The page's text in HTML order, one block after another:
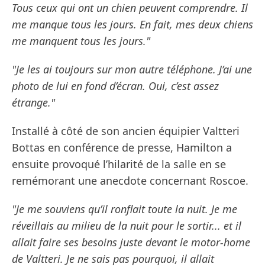
Tous ceux qui ont un chien peuvent comprendre. Il
me manque tous les jours. En fait, mes deux chiens
me manquent tous les jours."
"Je les ai toujours sur mon autre téléphone. J’ai une
photo de lui en fond d’écran. Oui, c’est assez
étrange."
Installé à côté de son ancien équipier Valtteri
Bottas en conférence de presse, Hamilton a
ensuite provoqué l’hilarité de la salle en se
remémorant une anecdote concernant Roscoe.
"Je me souviens qu’il ronflait toute la nuit. Je me
réveillais au milieu de la nuit pour le sortir... et il
allait faire ses besoins juste devant le motor-home
de Valtteri. Je ne sais pas pourquoi, il allait